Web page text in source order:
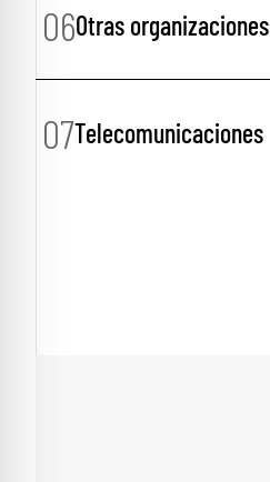
06Otras organizaciones
07Telecomunicaciones